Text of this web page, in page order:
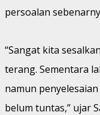
persoalan
“Sangat kita
terang. Sementara
namun
belum tuntas,” ujar